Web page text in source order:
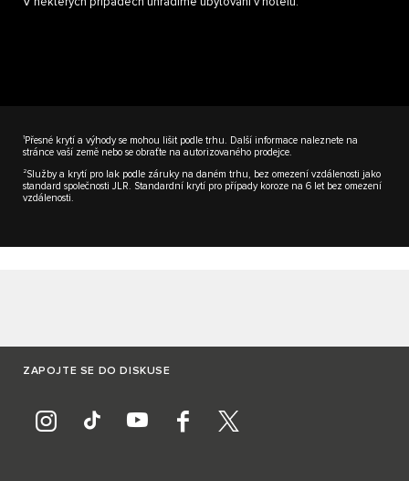
1 Přesné krytí a výhody se mohou lišit podle trhu. Další informace naleznete na
stránce vaší země nebo se obraťte na autorizovaného prodejce.
2Služby a krytí pro lak podle záruky na daném trhu, bez omezení vzdálenosti jako
standard společnosti JLR. Standardní krytí pro případy koroze na 6 let bez omezení
vzdálenosti.
ZAPOJTE SE DO DISKUSE